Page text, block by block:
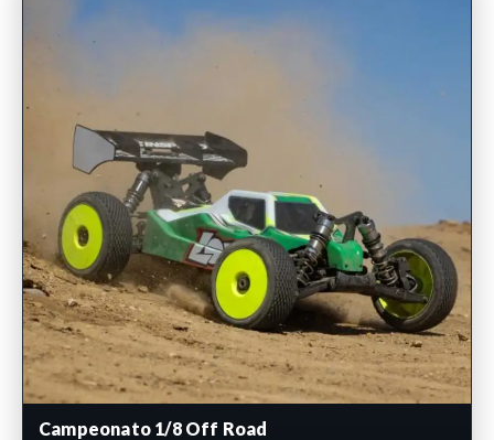
Campeonato 1/8 Off Road